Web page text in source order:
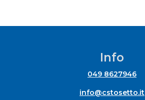
da
Info
049 8627946
info@cstosetto.it